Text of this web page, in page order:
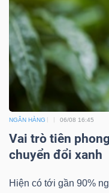
NGÂN HÀNG 06/08 16:45
Vai trò tiên
chuyển đổi xanh
Hiện có tới gần 90%